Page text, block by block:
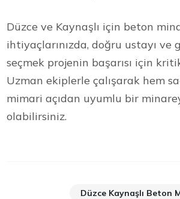
Düzce ve Kaynaşlı için beton
ihtiyaçlarınızda, doğru ustayı ve
seçmek projenin başarısı için
Uzman ekiplerle çalışarak hem
mimari açıdan uyumlu bir
olabilirsiniz.
Düzce Kaynaşlı Beton